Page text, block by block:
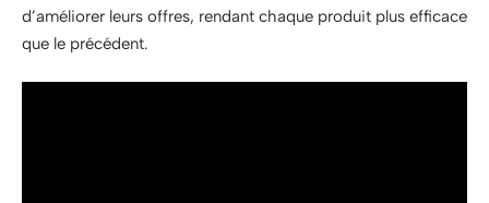
d’améliorer leurs offres, rendant chaque produit plus efficace
que le précédent.